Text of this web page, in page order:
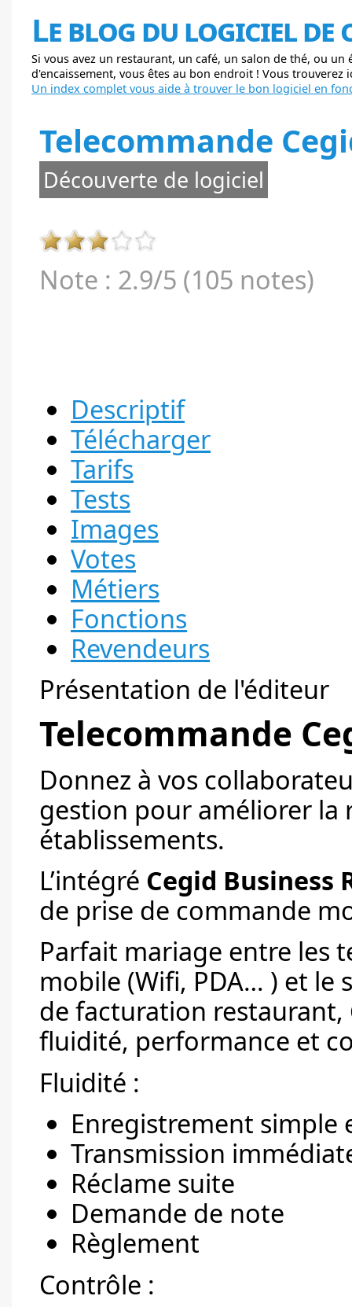
Le blog du logiciel de
Si vous avez un restaurant, un café, un salon de thé, ou
d'encaissement, vous êtes au bon endroit ! Vous
Un index complet vous aide à trouver le bon logiciel en
Telecommande
Découverte de logiciel
Note : 2.9/5 (105 notes)
Descriptif
Télécharger
Tarifs
Tests
Images
Votes
Métiers
Fonctions
Revendeurs
Présentation de l'éditeur
Telecommande
Donnez à vos
gestion pour améliorer la
établissements.
L’intégré Cegid Business
de prise de commande
Parfait mariage entre les
mobile (Wifi, PDA… ) et le
de facturation restaurant,
fluidité, performance et
Fluidité :
Enregistrement simple
Transmission
Réclame suite
Demande de note
Règlement
Contrôle :